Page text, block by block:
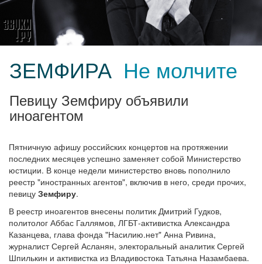
ЗЕМФИРА Не молчите
Певицу Земфиру объявили
иноагентом
Пятничную афишу российских концертов на протяжении
последних месяцев успешно заменяет собой Министерство
юстиции. В конце недели министерство вновь пополнило
реестр "иностранных агентов", включив в него, среди прочих,
певицу Земфиру.
В реестр иноагентов внесены политик Дмитрий Гудков,
политолог Аббас Галлямов, ЛГБТ-активистка Александра
Казанцева, глава фонда "Насилию.нет" Анна Ривина,
журналист Сергей Асланян, электоральный аналитик Сергей
Шпилькин и активистка из Владивостока Татьяна Назамбаева.